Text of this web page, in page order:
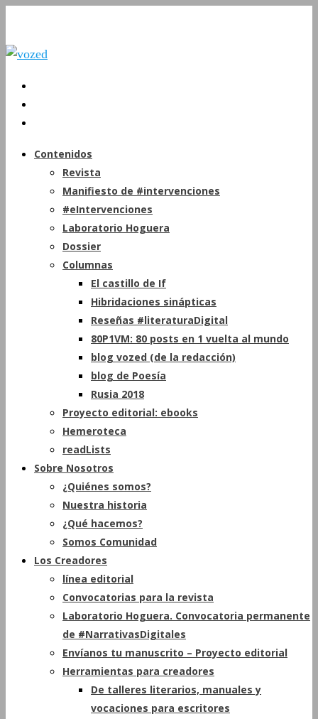
Contenidos
Revista
Manifiesto de #intervenciones
#eIntervenciones
Laboratorio Hoguera
Dossier
Columnas
El castillo de If
Hibridaciones sinápticas
Reseñas #literaturaDigital
80P1VM: 80 posts en 1 vuelta al mundo
blog vozed (de la redacción)
blog de Poesía
Rusia 2018
Proyecto editorial: ebooks
Hemeroteca
readLists
Sobre Nosotros
¿Quiénes somos?
Nuestra historia
¿Qué hacemos?
Somos Comunidad
Los Creadores
línea editorial
Convocatorias para la revista
Laboratorio Hoguera. Convocatoria permanente
de #NarrativasDigitales
Envíanos tu manuscrito – Proyecto editorial
Herramientas para creadores
De talleres literarios, manuales y
vocaciones para escritores